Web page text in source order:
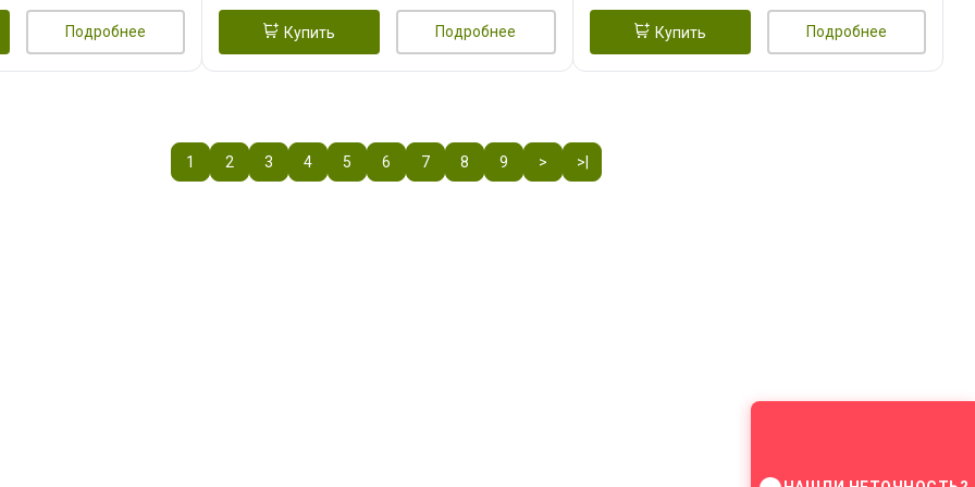
Подробнее Купить Подробнее Купить Подробнее
1 2 3 4 5 6 7 8 9 > >|